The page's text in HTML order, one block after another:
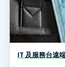
IT 及服務台遠